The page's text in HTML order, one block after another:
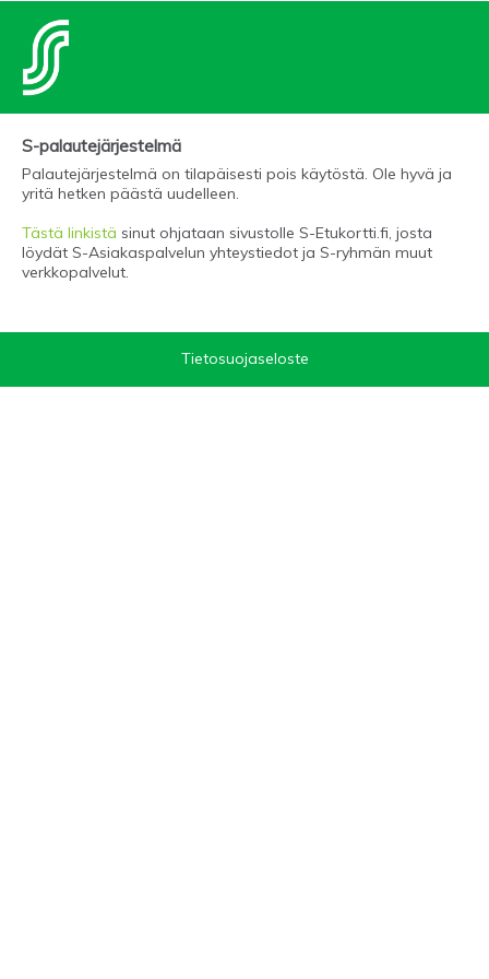
S-palautejärjestelmä
Palautejärjestelmä on tilapäisesti pois käytöstä. Ole hyvä ja
yritä hetken päästä uudelleen.
Tästä linkistä sinut ohjataan sivustolle S-Etukortti.fi, josta
löydät S-Asiakaspalvelun yhteystiedot ja S-ryhmän muut
verkkopalvelut.
Tietosuojaseloste